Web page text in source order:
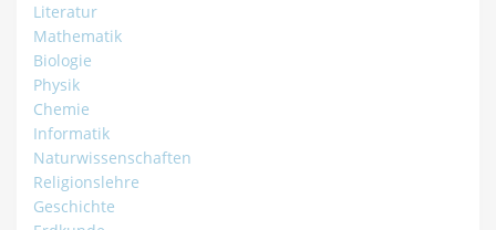
Literatur
Mathematik
Biologie
Physik
Chemie
Informatik
Naturwissenschaften
Religionslehre
Geschichte